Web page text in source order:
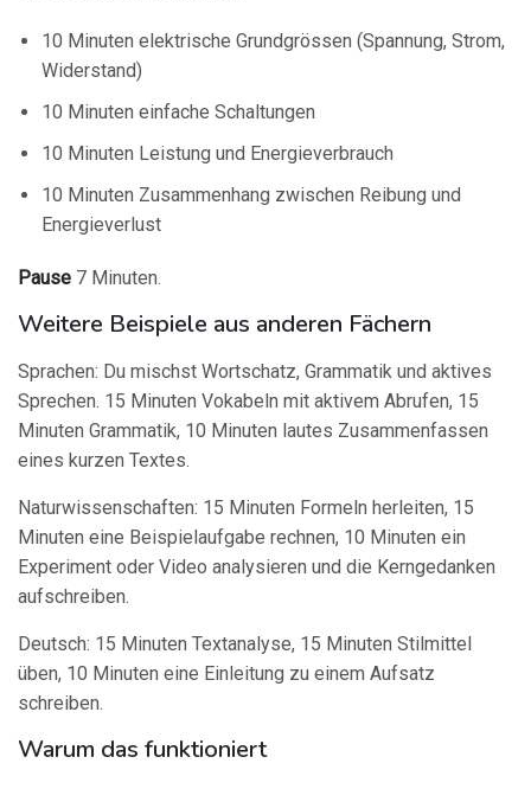
10 Minuten elektrische Grundgrössen (Spannung, Strom,
Widerstand)
10 Minuten einfache Schaltungen
10 Minuten Leistung und Energieverbrauch
10 Minuten Zusammenhang zwischen Reibung und
Energieverlust
Pause 7 Minuten.
Weitere Beispiele aus anderen Fächern
Sprachen: Du mischst Wortschatz, Grammatik und aktives
Sprechen. 15 Minuten Vokabeln mit aktivem Abrufen, 15
Minuten Grammatik, 10 Minuten lautes Zusammenfassen
eines kurzen Textes.
Naturwissenschaften: 15 Minuten Formeln herleiten, 15
Minuten eine Beispielaufgabe rechnen, 10 Minuten ein
Experiment oder Video analysieren und die Kerngedanken
aufschreiben.
Deutsch: 15 Minuten Textanalyse, 15 Minuten Stilmittel
üben, 10 Minuten eine Einleitung zu einem Aufsatz
schreiben.
Warum das funktioniert